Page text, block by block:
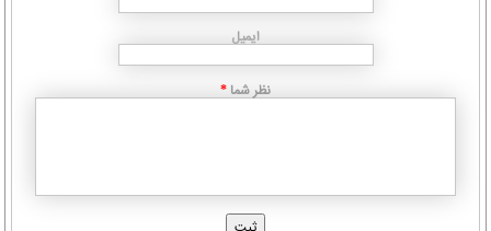
ایمیل
نظر شما *